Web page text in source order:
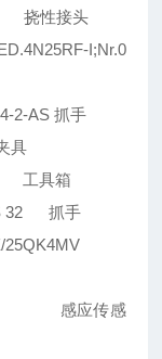
挠性接头
I;Nr.0
AS 抓手
工具箱
32 抓手
25QK4MV
感应传感